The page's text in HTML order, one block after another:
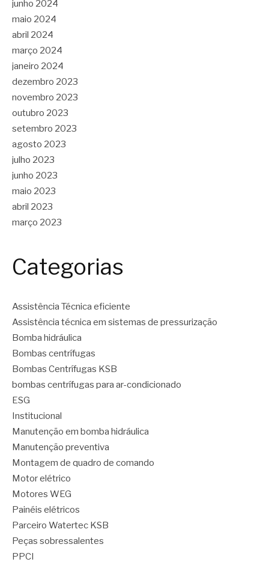
junho 2024
maio 2024
abril 2024
março 2024
janeiro 2024
dezembro 2023
novembro 2023
outubro 2023
setembro 2023
agosto 2023
julho 2023
junho 2023
maio 2023
abril 2023
março 2023
Categorias
Assistência Técnica eficiente
Assistência técnica em sistemas de pressurização
Bomba hidráulica
Bombas centrífugas
Bombas Centrífugas KSB
bombas centrífugas para ar-condicionado
ESG
Institucional
Manutenção em bomba hidráulica
Manutenção preventiva
Montagem de quadro de comando
Motor elétrico
Motores WEG
Painéis elétricos
Parceiro Watertec KSB
Peças sobressalentes
PPCI